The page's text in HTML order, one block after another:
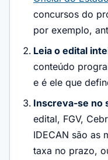
concursos do
por exemplo,
Leia o edital
conteúdo
e é ele que
Inscreva-se no
edital, FGV,
IDECAN são as
taxa no prazo,